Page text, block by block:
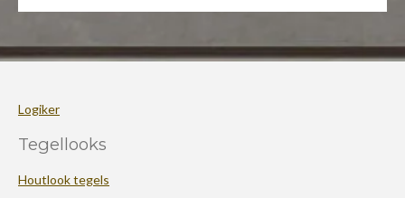
Logiker
Tegellooks
Houtlook tegels